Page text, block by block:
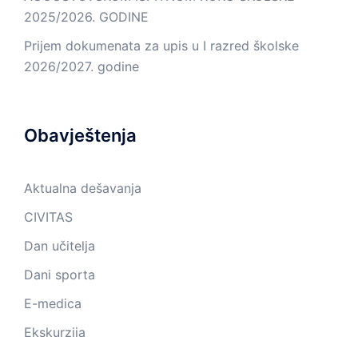
2025/2026. GODINE
Prijem dokumenata za upis u I razred školske
2026/2027. godine
Obavještenja
Aktualna dešavanja
CIVITAS
Dan učitelja
Dani sporta
E-medica
Ekskurzija